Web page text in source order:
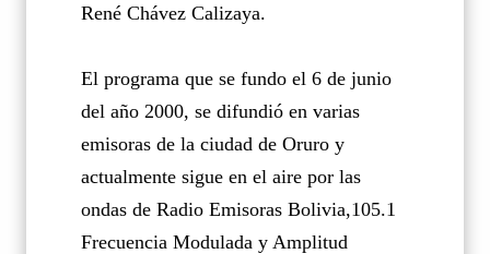
René Chávez Calizaya.
El programa que se fundo el 6 de junio
del año 2000, se difundió en varias
emisoras de la ciudad de Oruro y
actualmente sigue en el aire por las
ondas de Radio Emisoras Bolivia,105.1
Frecuencia Modulada y Amplitud